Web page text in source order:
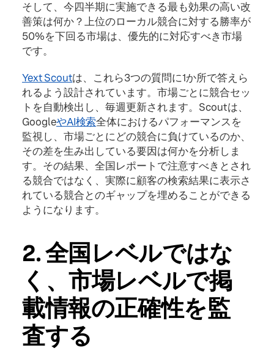
そして、今四半期に実施できる最も効果の高い改
善策は何か？上位のローカル競合に対する勝率が
50%を下回る市場は、優先的に対応すべき市場
です。
Yext Scoutは、これら3つの質問に1か所で答えら
れるよう設計されています。市場ごとに競合セッ
トを自動検出し、毎週更新されます。Scoutは、
GoogleやAI検索全体におけるパフォーマンスを
監視し、市場ごとにどの競合に負けているのか、
その差を生み出している要因は何かを分析しま
す。その結果、全国レポートで注意すべきとされ
る競合ではなく、実際に顧客の検索結果に表示さ
れている競合とのギャップを埋めることができる
ようになります。
2. 全国レベルではな
く、市場レベルで掲
載情報の正確性を監
査する